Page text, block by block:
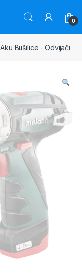
0
Aku Bušilice - Odvijači